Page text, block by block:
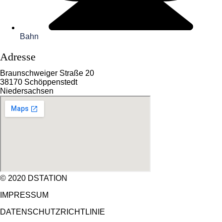
Bahn
Adresse
Braunschweiger Straße 20
38170 Schöppenstedt
Niedersachsen
© 2020 DSTATION
IMPRESSUM
DATENSCHUTZRICHTLINIE